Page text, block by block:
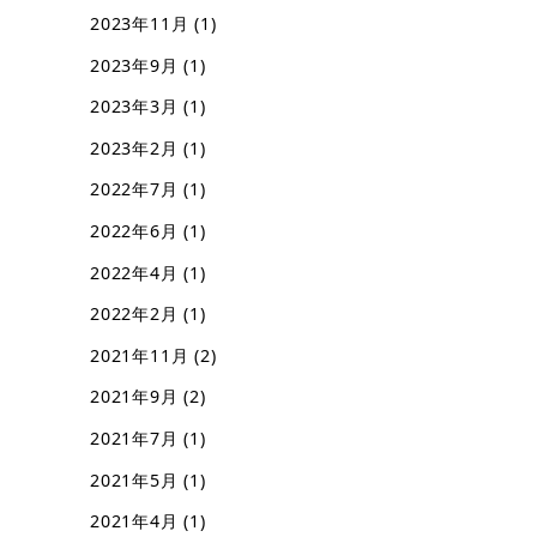
2023年11月 (1)
2023年9月 (1)
2023年3月 (1)
2023年2月 (1)
2022年7月 (1)
2022年6月 (1)
2022年4月 (1)
2022年2月 (1)
2021年11月 (2)
2021年9月 (2)
2021年7月 (1)
2021年5月 (1)
2021年4月 (1)